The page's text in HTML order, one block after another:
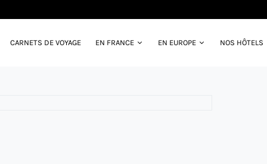
CARNETS DE VOYAGE EN FRANCE EN EUROPE NOS HÔTELS